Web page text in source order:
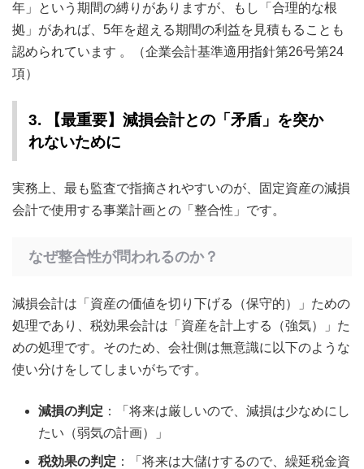
年」という期間の縛りがありますが、もし「合理的な根
拠」があれば、5年を超える期間の利益を見積もることも
認められています 。（企業会計基準適用指針第26号第24
項）
3. 【最重要】減損会計との「矛盾」を突か
れないために
実務上、最も監査で指摘されやすいのが、固定資産の減損
会計で使用する事業計画との「整合性」です。
なぜ整合性が問われるのか？
減損会計は「資産の価値を切り下げる（保守的）」ための
処理であり、税効果会計は「資産を計上する（強気）」た
めの処理です。そのため、会社側は無意識に以下のような
使い分けをしてしまいがちです。
減損の判定 ：「将来は厳しいので、減損は少なめにし
たい（弱気の計画）」
税効果の判定 ：「将来は大儲けするので、繰延税金資